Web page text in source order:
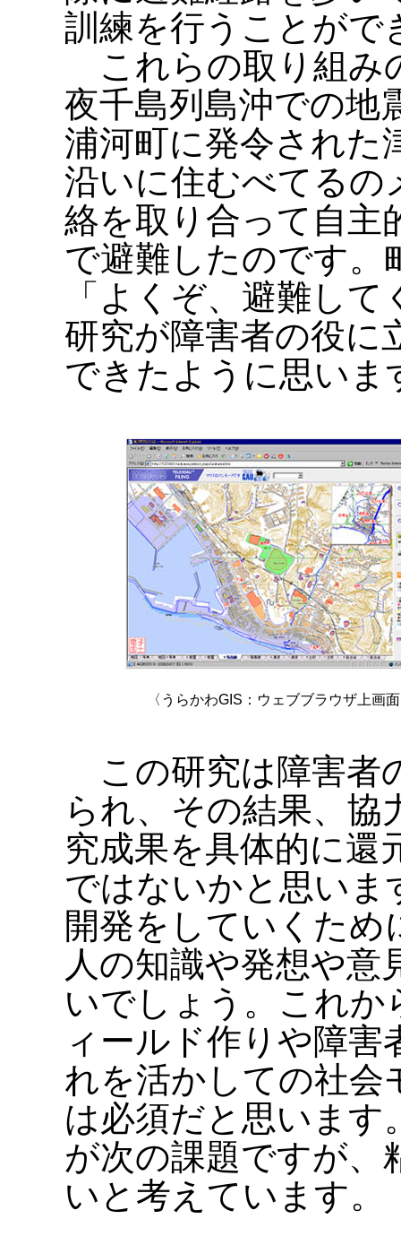
訓練を行うことがで
これらの取り組み
夜千島列島沖での地
浦河町に発令された
沿いに住むべてるの
絡を取り合って自主
で避難したのです。
「よくぞ、避難し
研究が障害者の役に
できたように思いま
〈うらかわGIS：ウェブブラウザ上画
この研究は障害者
られ、その結果、協
究成果を具体的に還
ではないかと思いま
開発をしていくため
人の知識や発想や
いでしょう。これ
ィールド作りや障
れを活かしての社会
は必須だと思います
が次の課題ですが、
いと考えています。